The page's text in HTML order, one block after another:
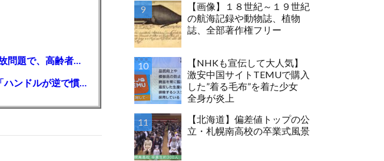
【芸能】高橋真麻「80代で免許を全員取り消しに！」 高齢ドライバーの事故問題で、高齢者の運転免許取り消し法を提案
【🗻】「富士山きれいに撮りたい」外国人観光客のレンタカー事故が急増…「ハンドルが逆で慣れず」、道の狭さも
【画像】１８世紀～１９世紀
の航海記録や動物誌、植物
誌、全部著作権フリー
【NHKも宣伝して大人気】
激安中国サイトTEMUで購入
した”着る毛布”を着た少女
全身が炎上
【北海道】偏差値トップの公
立・札幌南高校の卒業式風景